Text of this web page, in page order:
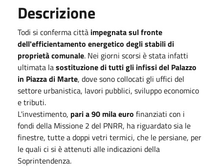
Descrizione
Todi si conferma città impegnata sul fronte
dell'efficientamento energetico degli stabili di
proprietà comunale. Nei giorni scorsi è stata infatti
ultimata lasostituzione di tutti gli infissi del Palazzo
in Piazza di Marte, dove sono collocati gli uffici del
settore urbanistica, lavori pubblici, sviluppo economico
e tributi.
L'investimento, pari a 90 mila euro finanziati con i
fondi della Missione 2 del PNRR, ha riguardato sia le
finestre, tutte a doppi vetri termici, che le persiane, per
le quali ci si è attenuti alle indicazioni della
Soprintendenza.